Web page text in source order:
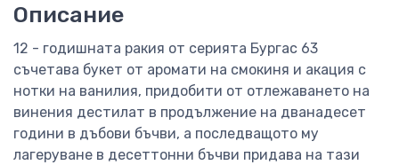
Описание
12 - годишната ракия от серията Бургас 63
съчетава букет от аромати на смокиня и акация с
нотки на ванилия, придобити от отлежаването на
винения дестилат в продължение на дванадесет
години в дъбови бъчви, а последващото му
лагеруване в десеттонни бъчви придава на тази